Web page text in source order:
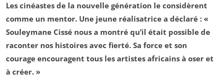
Les cinéastes de la nouvelle génération le considèrent
comme un mentor. Une jeune réalisatrice a déclaré : «
Souleymane Cissé nous a montré qu’il était possible de
raconter nos histoires avec fierté. Sa force et son
courage encouragent tous les artistes africains à oser et
à créer. »